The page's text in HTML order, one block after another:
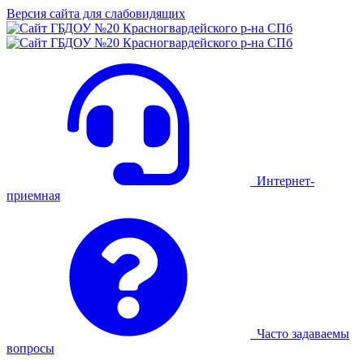
Версия сайта для слабовидящих
Интернет-
приемная
Часто задаваемы
вопросы